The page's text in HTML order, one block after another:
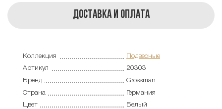
Доставка и оплата
Коллекция
Подвесные
Артикул
20303
Бренд
Grossman
Страна
Германия
Цвет
Белый